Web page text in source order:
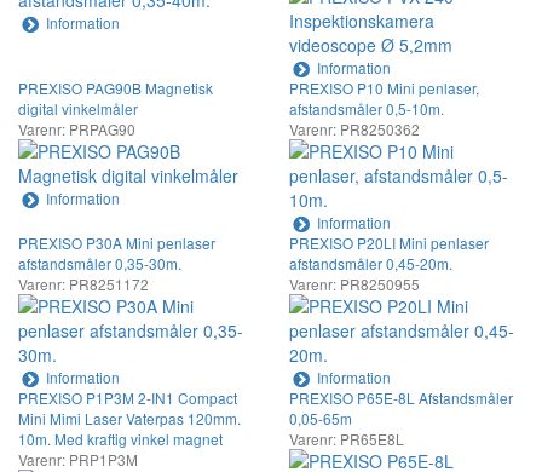
Information
Information
PREXISO PAG90B Magnetisk
digital vinkelmåler
Varenr: PRPAG90
Information
PREXISO P10 Mini penlaser,
afstandsmåler 0,5-10m.
Varenr: PR8250362
Information
PREXISO P30A Mini penlaser
afstandsmåler 0,35-30m.
Varenr: PR8251172
Information
PREXISO P20LI Mini penlaser
afstandsmåler 0,45-20m.
Varenr: PR8250955
Information
PREXISO P1P3M 2-IN1 Compact
Mini Mimi Laser Vaterpas 120mm.
10m. Med kraftig vinkel magnet
Varenr: PRP1P3M
PREXISO P65E-8L Afstandsmåler
0,05-65m
Varenr: PR65E8L